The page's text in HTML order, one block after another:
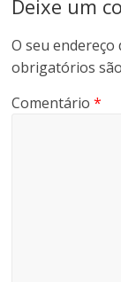
Deixe um
O seu endereço
obrigatórios
Comentário*